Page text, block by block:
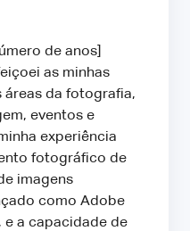
de anos]
as minhas
áreas da fotografia,
eventos e
experiência
fotográfico de
imagens
como Adobe
e a capacidade de